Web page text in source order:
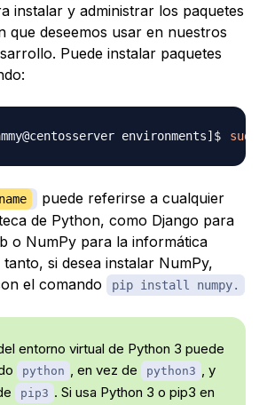
instalar y administrar los paquetes
que deseemos usar en nuestros
Puede instalar paquetes
sudo
puede referirse a cualquier
de Python, como Django para
o NumPy para la informática
si desea instalar NumPy,
el comando
pip install numpy.
entorno virtual de Python 3 puede
python , en vez de python3 , y
pip3 . Si usa Python 3 o pip3 en